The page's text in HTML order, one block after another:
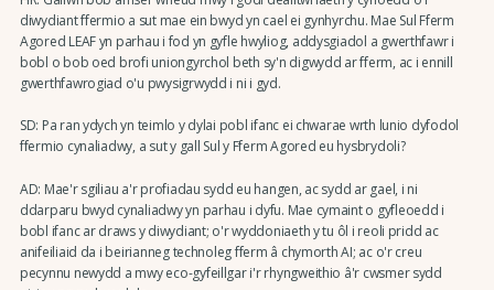
diwydiant ffermio a sut mae ein bwyd yn cael ei gynhyrchu. Mae Sul Fferm
Agored LEAF yn parhau i fod yn gyfle hwyliog, addysgiadol a gwerthfawr i
bobl o bob oed brofi uniongyrchol beth sy'n digwydd ar fferm, ac i ennill
gwerthfawrogiad o'u pwysigrwydd i ni i gyd.
SD: Pa ran ydych yn teimlo y dylai pobl ifanc ei chwarae wrth lunio dyfodol
ffermio cynaliadwy, a sut y gall Sul y Fferm Agored eu hysbrydoli?
AD: Mae'r sgiliau a'r profiadau sydd eu hangen, ac sydd ar gael, i ni
ddarparu bwyd cynaliadwy yn parhau i dyfu. Mae cymaint o gyfleoedd i
bobl ifanc ar draws y diwydiant; o'r wyddoniaeth y tu ôl i reoli pridd ac
anifeiliaid da i beirianneg technoleg fferm â chymorth AI; ac o'r creu
pecynnu newydd a mwy eco-gyfeillgar i'r rhyngweithio â'r cwsmer sydd